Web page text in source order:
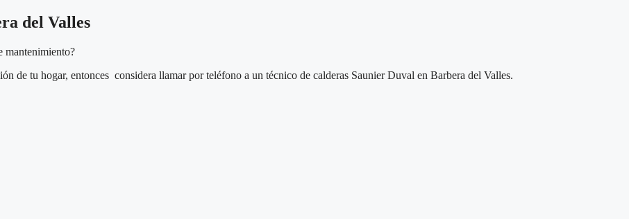
del Valles
mantenimiento?
de tu hogar, entonces considera llamar por teléfono a un técnico de calderas Saunier Duval en Barbera del Valles.